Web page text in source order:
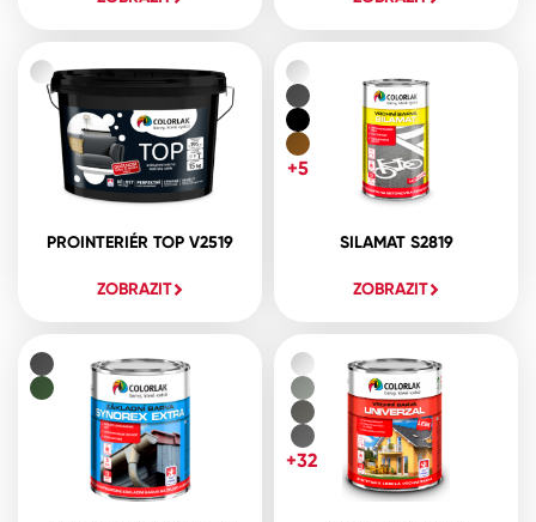
PROINTERIÉR TOP V2519
ZOBRAZIT
SILAMAT S2819
ZOBRAZIT
+5
+32